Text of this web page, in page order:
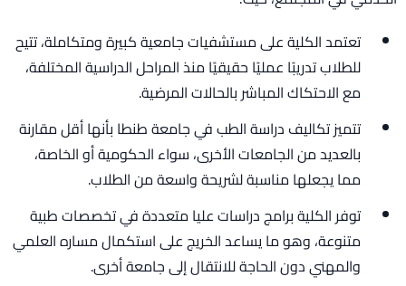
تعتمد الكلية على مستشفيات جامعية كبيرة ومتكاملة، تتيح
للطلاب تدريبًا عمليًا حقيقيًا منذ المراحل الدراسية المختلفة،
مع الاحتكاك المباشر بالحالات المرضية.
تتميز تكاليف دراسة الطب في جامعة طنطا بأنها أقل مقارنة
بالعديد من الجامعات الأخرى، سواء الحكومية أو الخاصة،
مما يجعلها مناسبة لشريحة واسعة من الطلاب.
توفر الكلية برامج دراسات عليا متعددة في تخصصات طبية
متنوعة، وهو ما يساعد الخريج على استكمال مساره العلمي
والمهني دون الحاجة للانتقال إلى جامعة أخرى.